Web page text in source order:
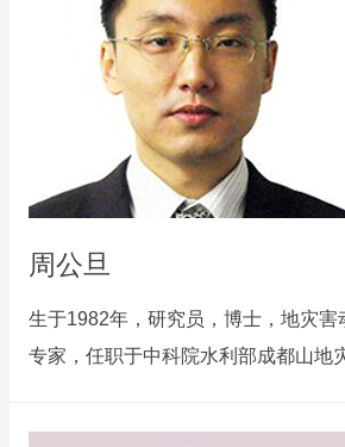
周公旦
生于1982年，研究员，博士，地灾害
专家，任职于中科院水利部成都山地